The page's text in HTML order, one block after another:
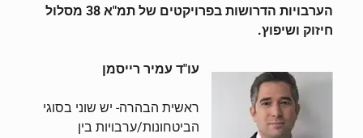
הערבויות הדרושות בפרויקטים של תמ"א 38 מסלול
חיזוק ושיפוץ.
עו"ד עמיר רייסמן
ראשית הבהרה- יש שוני בסוגי
הביטחונות/ערבויות בין